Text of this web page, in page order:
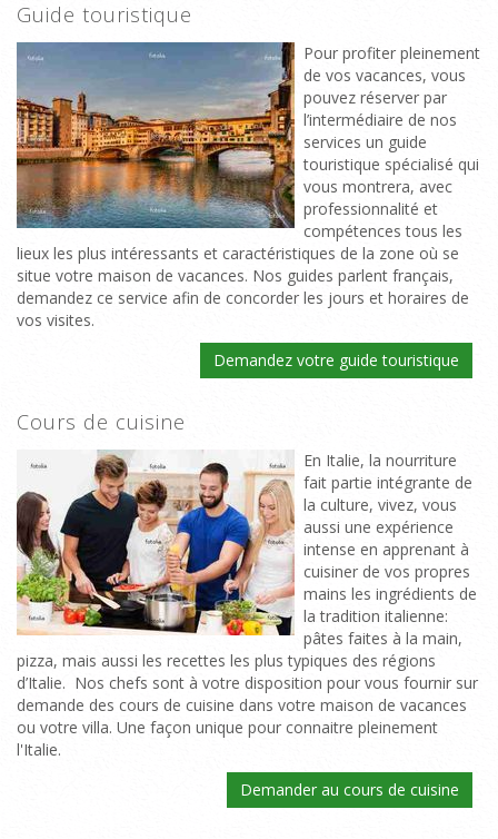
Guide touristique
Pour profiter pleinement
de vos vacances, vous
pouvez réserver par
l’intermédiaire de nos
services un guide
touristique spécialisé qui
vous montrera, avec
professionnalité et
compétences tous les
lieux les plus intéressants et caractéristiques de la zone où se
situe votre maison de vacances. Nos guides parlent français,
demandez ce service afin de concorder les jours et horaires de
vos visites.
Demandez votre guide touristique
Cours de cuisine
En Italie, la nourriture
fait partie intégrante de
la culture, vivez, vous
aussi une expérience
intense en apprenant à
cuisiner de vos propres
mains les ingrédients de
la tradition italienne:
pâtes faites à la main,
pizza, mais aussi les recettes les plus typiques des régions
d’Italie. Nos chefs sont à votre disposition pour vous fournir sur
demande des cours de cuisine dans votre maison de vacances
ou votre villa. Une façon unique pour connaitre pleinement
l'Italie.
Demander au cours de cuisine